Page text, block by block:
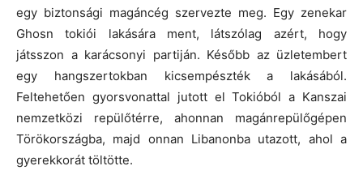
egy biztonsági magáncég szervezte meg. Egy zenekar
Ghosn tokiói lakására ment, látszólag azért, hogy
játsszon a karácsonyi partiján. Később az üzletembert
egy hangszertokban kicsempészték a lakásából.
Feltehetően gyorsvonattal jutott el Tokióból a Kanszai
nemzetközi repülőtérre, ahonnan magánrepülőgépen
Törökországba, majd onnan Libanonba utazott, ahol a
gyerekkorát töltötte.